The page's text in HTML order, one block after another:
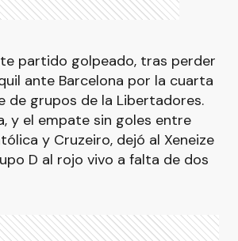
partido golpeado, tras perder
ante Barcelona por la cuarta
de grupos de la Libertadores.
y el empate sin goles entre
y Cruzeiro, dejó al Xeneize
D al rojo vivo a falta de dos